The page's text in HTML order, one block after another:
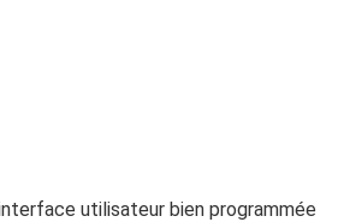
utilisateur bien programmée